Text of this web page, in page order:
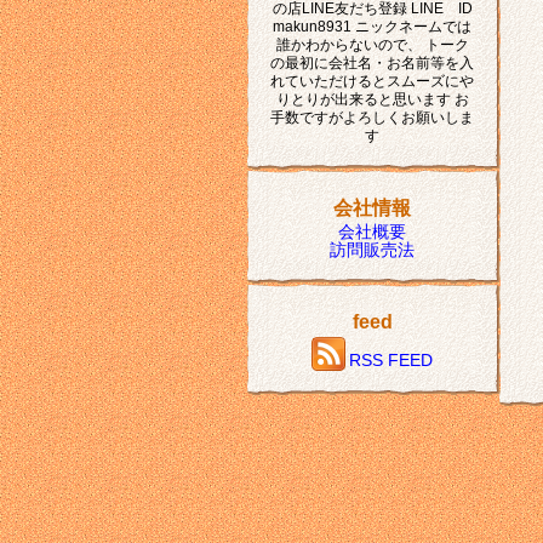
の店LINE友だち登録 LINE ID
makun8931 ニックネームでは
誰かわからないので、 トーク
の最初に会社名・お名前等を入
れていただけるとスムーズにや
りとりが出来ると思います お
手数ですがよろしくお願いしま
す
会社情報
会社概要
訪問販売法
feed
RSS FEED